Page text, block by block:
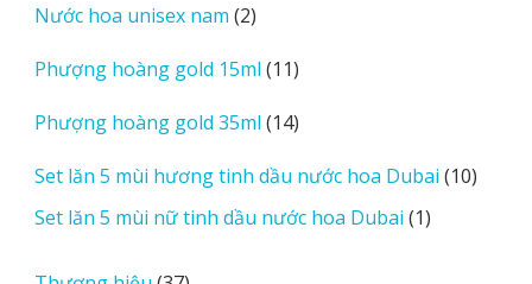
phẩm
Nước hoa unisex nam 22
phẩm
Phượng hoàng gold 15ml 1111
phẩm
Phượng hoàng gold 35ml 1414
phẩm
Set lăn 5 mùi hương tinh dầu nước hoa Dubai 1010
Set lăn 5 mùi nữ tinh dầu nước hoa Dubai 11